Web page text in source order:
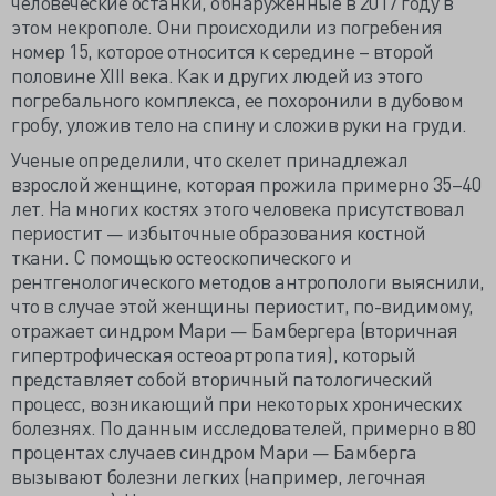
этом некрополе. Они происходили из погребения
номер 15, которое относится к середине – второй
половине XIII века. Как и других людей из этого
погребального комплекса, ее похоронили в дубовом
гробу, уложив тело на спину и сложив руки на груди.
Ученые определили, что скелет принадлежал
взрослой женщине, которая прожила примерно 35–40
лет. На многих костях этого человека присутствовал
периостит — избыточные образования костной
ткани. С помощью остеоскопического и
рентгенологического методов антропологи выяснили,
что в случае этой женщины периостит, по-видимому,
отражает синдром Мари — Бамбергера (вторичная
гипертрофическая остеоартропатия), который
представляет собой вторичный патологический
процесс, возникающий при некоторых хронических
болезнях. По данным исследователей, примерно в 80
процентах случаев синдром Мари — Бамберга
вызывают болезни легких (например, легочная